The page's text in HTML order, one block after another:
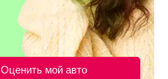
Оценить мой авто